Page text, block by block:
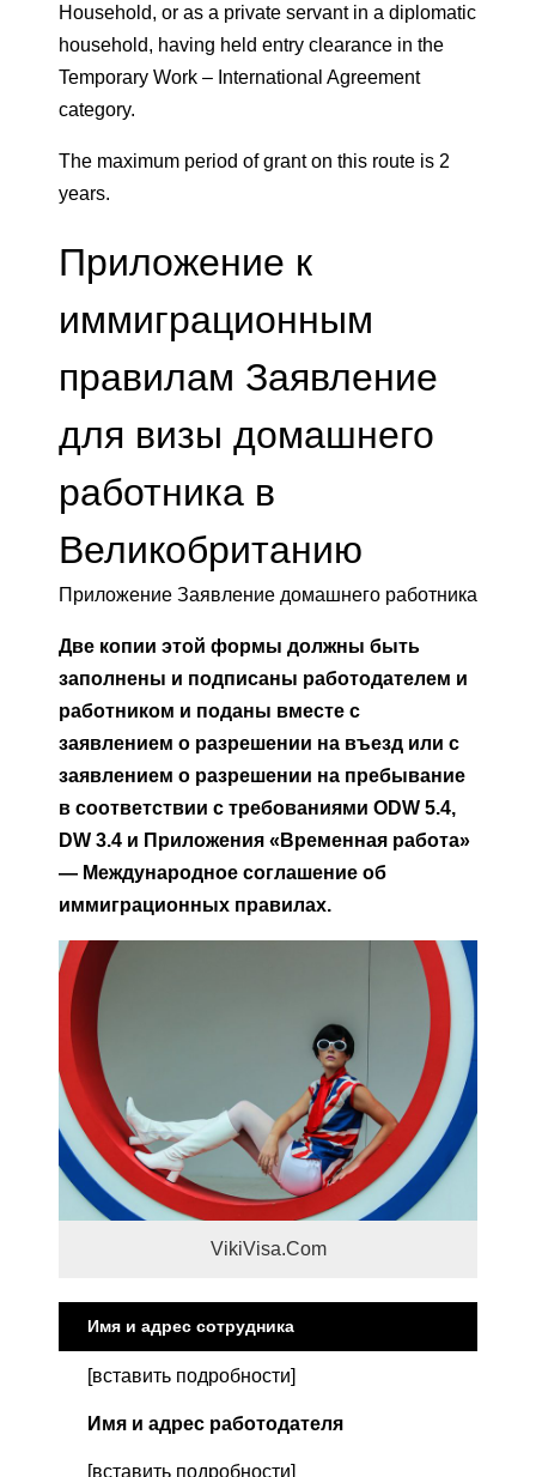
Household, or as a private servant in a diplomatic
household, having held entry clearance in the
Temporary Work – International Agreement
category.
The maximum period of grant on this route is 2
years.
Приложение к
иммиграционным
правилам Заявление
для визы домашнего
работника в
Великобританию
Приложение Заявление домашнего работника
Две копии этой формы должны быть
заполнены и подписаны работодателем и
работником и поданы вместе с
заявлением о разрешении на въезд или с
заявлением о разрешении на пребывание
в соответствии с требованиями ODW 5.4,
DW 3.4 и Приложения «Временная работа»
— Международное соглашение об
иммиграционных правилах.
VikiVisa.Com
Имя и адрес сотрудника
[вставить подробности]
Имя и адрес работодателя
[вставить подробности]